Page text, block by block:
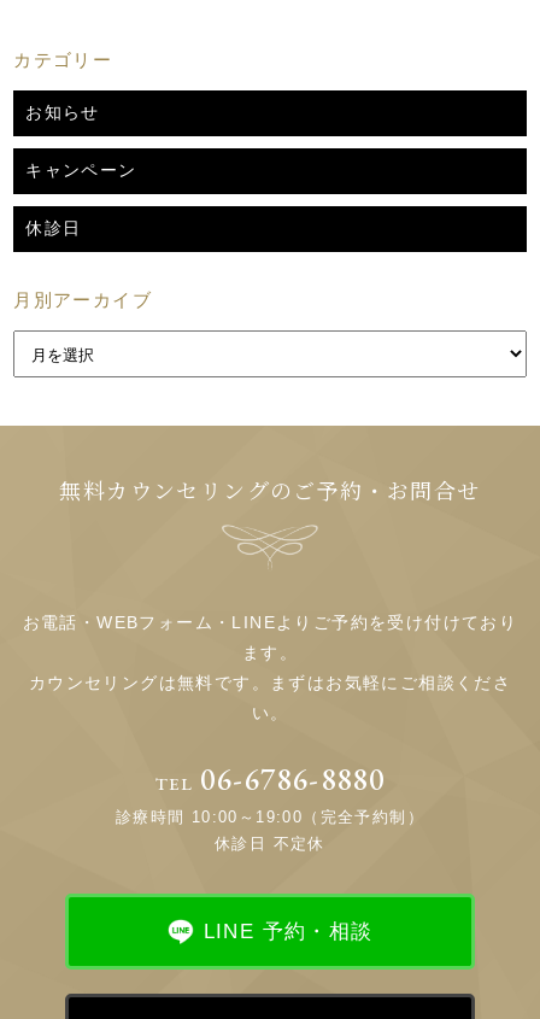
カテゴリー
お知らせ
キャンペーン
休診日
月別アーカイブ
無料カウンセリングのご予約・お問合せ
お電話・WEBフォーム・LINEよりご予約を受け付けており
ます。
カウンセリングは無料です。まずはお気軽にご相談くださ
い。
TEL 06-6786-8880
診療時間 10:00～19:00（完全予約制）
休診日 不定休
LINE 予約・相談